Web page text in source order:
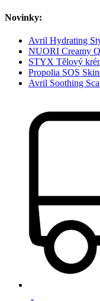
Novinky:
Avril Hydrating
NUORI Creamy
STYX Tělový
Propolia SOS
Avril Soothing